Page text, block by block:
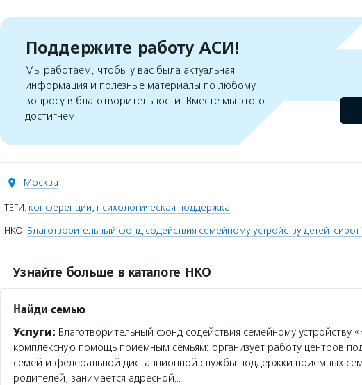
Поддержите работу АСИ!
Мы работаем, чтобы у вас была актуальная
информация и полезные материалы по любому
вопросу в благотворительности. Вместе мы этого
достигнем
Москва
ТЕГИ: конференции, психологическая поддержка
НКО: Благотворительный фонд содействия семейному устройству детей-
Узнайте больше в каталоге НКО
Найди семью
Услуги: Благотворительный фонд содействия семейному устройству
комплексную помощь приемным семьям: организует работу центров
семей и федеральной дистанционной службы поддержки приемных
родителей, занимается адресной…